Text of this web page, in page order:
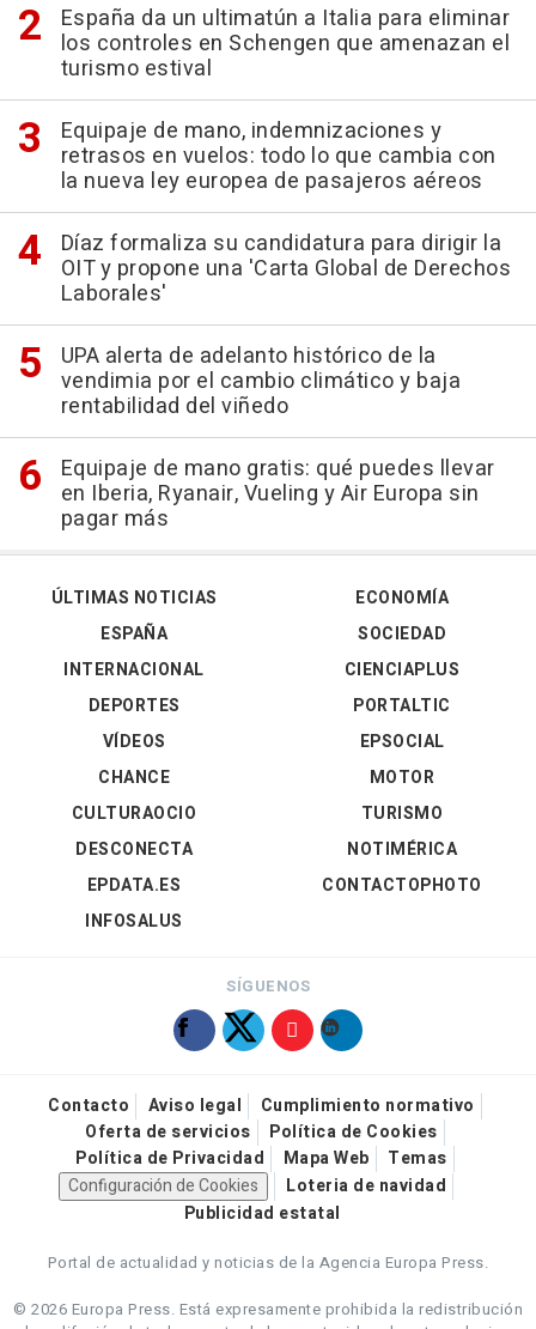
España da un ultimatún a Italia para eliminar
los controles en Schengen que amenazan el
turismo estival
Equipaje de mano, indemnizaciones y
retrasos en vuelos: todo lo que cambia con
la nueva ley europea de pasajeros aéreos
Díaz formaliza su candidatura para dirigir la
OIT y propone una 'Carta Global de Derechos
Laborales'
UPA alerta de adelanto histórico de la
vendimia por el cambio climático y baja
rentabilidad del viñedo
Equipaje de mano gratis: qué puedes llevar
en Iberia, Ryanair, Vueling y Air Europa sin
pagar más
ÚLTIMAS NOTICIAS
ESPAÑA
INTERNACIONAL
DEPORTES
VÍDEOS
ECONOMÍA
SOCIEDAD
CIENCIAPLUS
PORTALTIC
EPSOCIAL
CHANCE
CULTURAOCIO
DESCONECTA
EPDATA.ES
INFOSALUS
MOTOR
TURISMO
NOTIMÉRICA
CONTACTOPHOTO
SÍGUENOS
Contacto Aviso legal
Cumplimiento normativo
Oferta de servicios
Política de Cookies
Política de Privacidad
Mapa Web
Temas
Configuración de Cookies
Loteria de navidad
Publicidad estatal
Portal de actualidad y noticias de la Agencia Europa Press.
© 2026 Europa Press. Está expresamente prohibida la redistribución